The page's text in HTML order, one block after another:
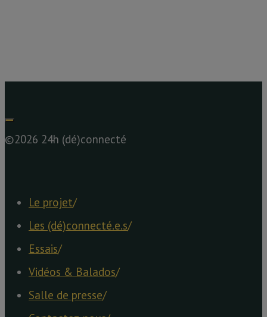
©2026 24h (dé)connecté
Le projet/
Les (dé)connecté.e.s/
Essais/
Vidéos & Balados/
Salle de presse/